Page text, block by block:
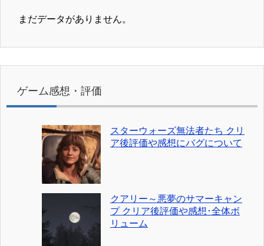
まだデータがありません。
ゲーム感想・評価
スターウォーズ無法者たち クリ
ア後評価や感想にバグについて
クアリー～悪夢のサマーキャン
プ クリア後評価や感想･全体ボ
リューム